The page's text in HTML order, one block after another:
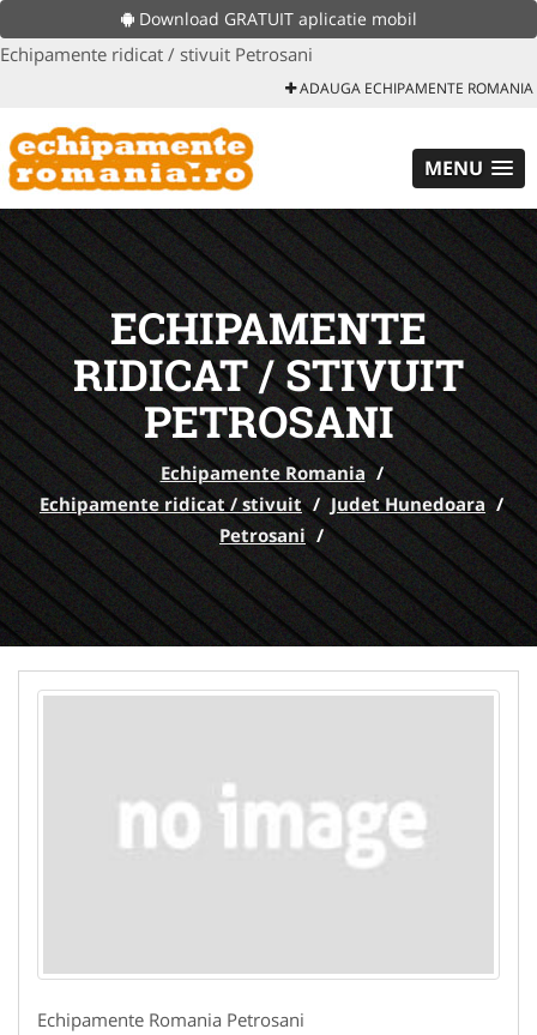
Download GRATUIT aplicatie mobil
Echipamente ridicat / stivuit Petrosani
ADAUGA ECHIPAMENTE ROMANIA
MENU
ECHIPAMENTE
RIDICAT / STIVUIT
PETROSANI
Echipamente Romania /
Echipamente ridicat / stivuit / Judet Hunedoara /
Petrosani /
Echipamente Romania Petrosani